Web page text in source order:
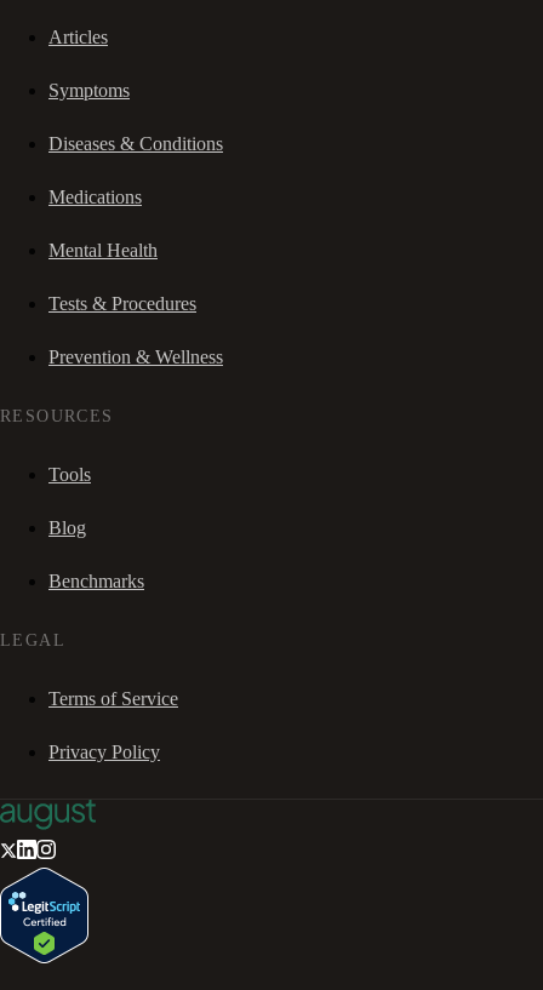
Articles
Symptoms
Diseases & Conditions
Medications
Mental Health
Tests & Procedures
Prevention & Wellness
RESOURCES
Tools
Blog
Benchmarks
LEGAL
Terms of Service
Privacy Policy